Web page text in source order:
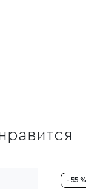
- 55 %